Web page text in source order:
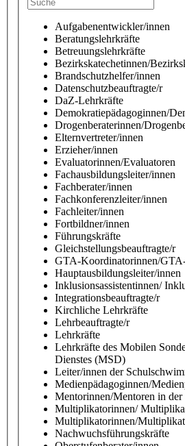
Aufgabenentwickler/innen
Beratungslehrkräfte
Betreuungslehrkräfte
Bezirkskatechetinnen/
Brandschutzhelfer/innen
Datenschutzbeauftragte/r
DaZ-Lehrkräfte
Demokratiepädagoginnen/
Drogenberaterinnen/
Elternvertreter/innen
Erzieher/innen
Evaluatorinnen/Evaluatoren
Fachausbildungsleiter/innen
Fachberater/innen
Fachkonferenzleiter/innen
Fachleiter/innen
Fortbildner/innen
Führungskräfte
Gleichstellungsbeauftragte/r
GTA-Koordinatorinnen/
Hauptausbildungsleiter/innen
Inklusionsassistentinnen/
Integrationsbeauftragte/r
Kirchliche Lehrkräfte
Lehrbeauftragte/r
Lehrkräfte
Lehrkräfte des Mobilen
Dienstes (MSD)
Leiter/innen der
Medienpädagoginnen/
Mentorinnen/Mentoren in
Multiplikatorinnen/
Multiplikatorinnen/
Nachwuchsführungskräfte